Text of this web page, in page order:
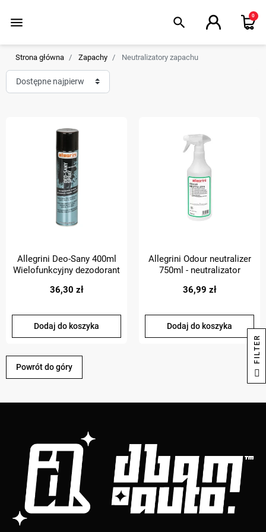
menu search 0
Strona główna Zapachy Neutralizatory zapachu
Allegrini Deo-Sany 400ml
Wielofunkcyjny dezodorant
dezynfekujących
36,30 zł
Dodaj do koszyka
Allegrini Odour neutralizer
750ml - neutralizator
36,99 zł
Dodaj do koszyka
Powrót do góry
R